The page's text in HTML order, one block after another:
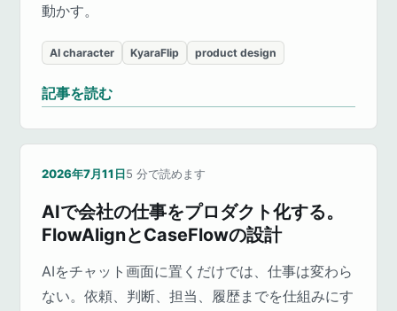
動かす。
AI character KyaraFlip product design
記事を読む
2026年7月11日5 分で読めます
AIで会社の仕事をプロダクト化する。
FlowAlignとCaseFlowの設計
AIをチャット画面に置くだけでは、仕事は変わら
ない。依頼、判断、担当、履歴までを仕組みにす